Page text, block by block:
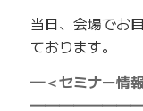
当日、会場でお
ております。
━＜セミナー情